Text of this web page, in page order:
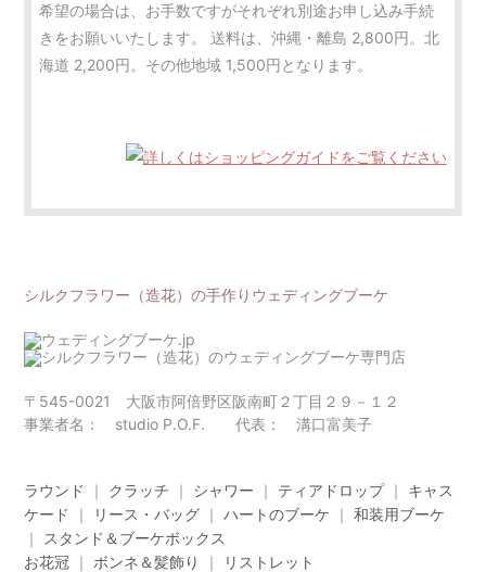
希望の場合は、お手数ですがそれぞれ別途お申し込み手続
きをお願いいたします。 送料は、沖縄・離島 2,800円。北
海道 2,200円。その他地域 1,500円となります。
シルクフラワー（造花）の手作りウェディングブーケ
〒545-0021 大阪市阿倍野区阪南町２丁目２９－１２
事業者名： studio P.O.F. 代表： 溝口富美子
ラウンド ｜ クラッチ ｜ シャワー ｜ ティアドロップ｜ キャス
ケード
｜ リース・バッグ ｜ハートのブーケ ｜和装用ブーケ
｜ スタンド＆ブーケボックス
お花冠 ｜ ボンネ＆髪飾り ｜ リストレット